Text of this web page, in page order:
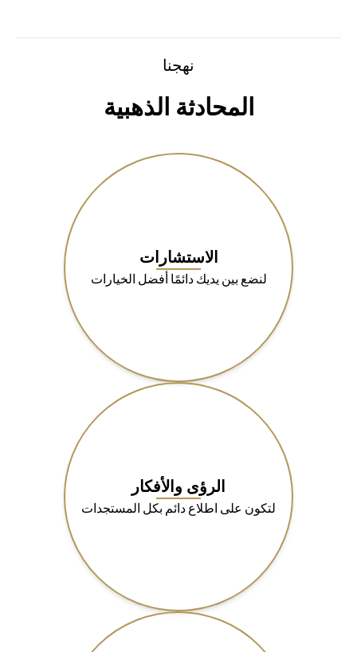
نهجنا
المحادثة الذهبية
الاستشارات
لنضع بين يديك دائمًا أفضل الخيارات
الرؤى والأفكار
لتكون على اطلاع دائم بكل المستجدات